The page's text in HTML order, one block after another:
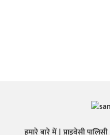
हमारे बारे में प्राइवेसी पालिसी